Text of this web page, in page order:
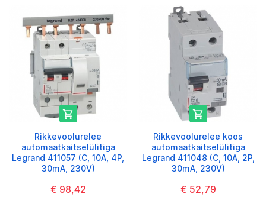

Rikkevoolurelee
automaatkaitselülitiga
Legrand 411057 (C, 10A, 4P,
30mA, 230V)
€ 98,42

Rikkevoolurelee koos
automaatkaitselülitiga
Legrand 411048 (C, 10A, 2P,
30mA, 230V)
€ 52,79